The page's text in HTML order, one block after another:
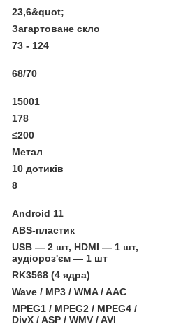
23,6&quot;
Загартоване скло
73 - 124
68/70
15001
178
≤200
Метал
10 дотиків
8
Android 11
ABS-пластик
USB — 2 шт, HDMI — 1 шт,
аудіороз'єм — 1 шт
RK3568 (4 ядра)
Wave / MP3 / WMA / AAC
MPEG1 / MPEG2 / MPEG4 /
DivX / ASP / WMV / AVI